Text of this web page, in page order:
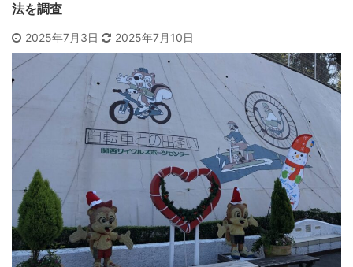
法を調査
2025年7月3日 2025年7月10日